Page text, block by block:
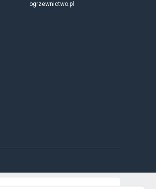
ogrzewnictwo.pl